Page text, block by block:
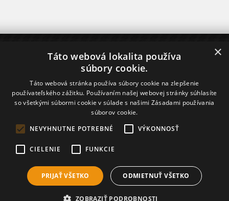
O NÁKUPE
Dodanie tovaru
Financovanie - ČSOB Leasing
INFORMÁCIE
Prepnúť zobrazenie na plnú verziu
×
Táto webová lokalita používa
súbory cookie.
Táto webová stránka používa súbory cookie na zlepšenie
používateľského zážitku. Používaním našej webovej stránky súhlasíte
so všetkými súbormi cookie v súlade s našimi Zásadami používania
súborov cookie.
NEVYHNUTNE POTREBNÉ
VÝKONNOSŤ
CIELENIE FUNKCIE
PRIJAŤ VŠETKO ODMIETNUŤ VŠETKO
ZOBRAZIŤ PODROBNOSTI